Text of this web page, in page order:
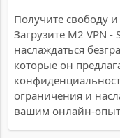
Получите свободу и
Загрузите M2 VPN -
наслаждаться
которые он
ограничения и
вашим онлайн-